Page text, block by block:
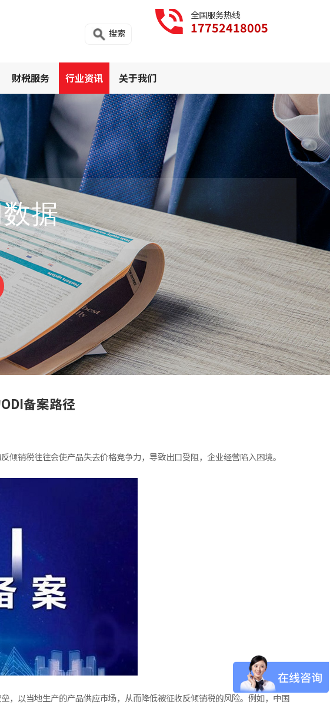
全国服务热线
17752418005
搜索
财税服务 行业资讯 关于我们
据
备案路径
销税往往会使产品失去价格竞争力，导致出口受阻，企业经营陷入困境。
，以当地生产的产品供应市场，从而降低被征收反倾销税的风险。例如，中国